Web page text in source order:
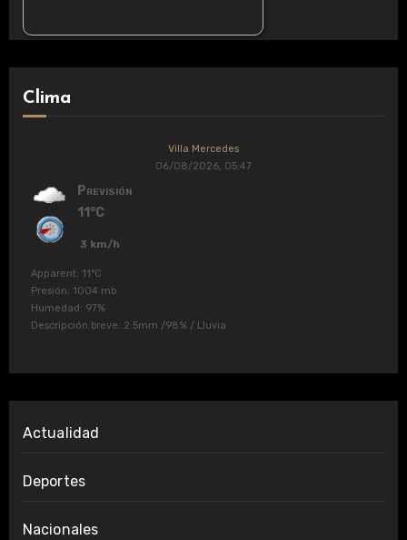
Clima
Villa Mercedes
06/08/2026, 05:47
Previsión
11°C
3 km/h
Apparent: 11°C
Presión: 1004 mb
Humedad: 97%
Descripción breve: 2.5mm /98% / Lluvia
Actualidad
Deportes
Nacionales